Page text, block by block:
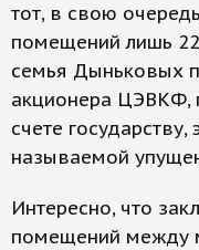
тот, в свою
помещений лишь
семья Дыньковых
акционера ЦЭВКФ,
счете
называемой
Интересно, что
помещений между